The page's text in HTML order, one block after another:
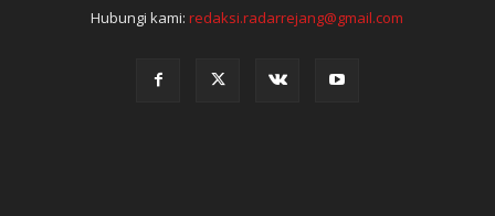
Hubungi kami:redaksi.radarrejang@gmail.com